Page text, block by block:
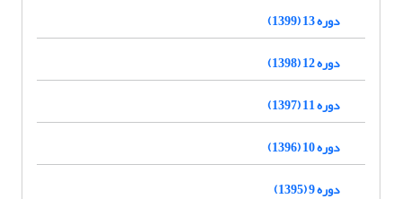
دوره 13 (1399)
دوره 12 (1398)
دوره 11 (1397)
دوره 10 (1396)
دوره 9 (1395)